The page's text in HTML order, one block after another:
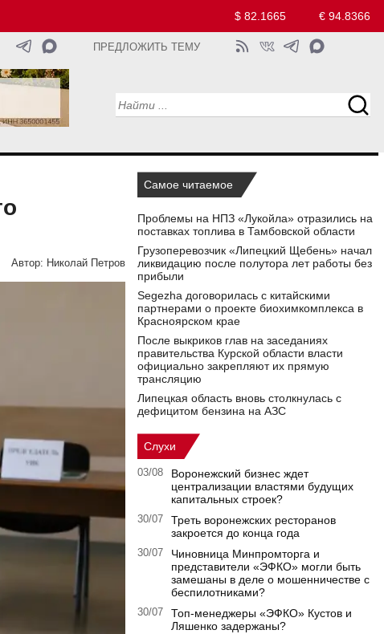
$ 82.1665 € 94.8366
ПРЕДЛОЖИТЬ ТЕМУ
Автор: Николай Петров
Самое читаемое
Проблемы на НПЗ «Лукойла» отразились на
поставках топлива в Тамбовской области
Грузоперевозчик «Липецкий Щебень» начал
ликвидацию после полутора лет работы без
прибыли
Segezha договорилась с китайскими
партнерами о проекте биохимкомплекса в
Красноярском крае
После выкриков глав на заседаниях
правительства Курской области власти
официально закрепляют их прямую
трансляцию
Липецкая область вновь столкнулась с
дефицитом бензина на АЗС
Слухи
03/08
Воронежский бизнес ждет
централизации властями будущих
капитальных строек?
30/07
Треть воронежских ресторанов
закроется до конца года
30/07
Чиновница Минпромторга и
представители «ЭФКО» могли быть
замешаны в деле о мошенничестве с
беспилотниками?
30/07
Топ-менеджеры «ЭФКО» Кустов и
Ляшенко задержаны?